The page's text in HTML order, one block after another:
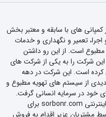
های با سابقه و معتبر بخش
تعمیر و نگهداری و خدمات
است. از این رو داشتن
ویژگی های بارز و خدماتی منحصر به فرد٬ این شرکت را به یکی از شرکت های
کرده است. این شرکت در دهه
جدیدی از سیستم های تهویه مطبوع و
خود در سرمایه انسانی گرفت.
همچنین این شرکت با راه اندازی فروشگاه اینترنتی sorbonr.com برای
مشتریان عزیر اقدام به فروش